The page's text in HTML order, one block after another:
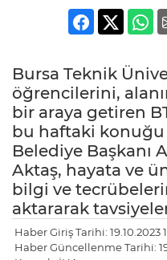
Bursa Teknik
öğrencilerini,
bir araya getiren
bu haftaki
Belediye Başkanı
Aktaş, hayata ve
bilgi ve
aktararak
Haber Giriş Tarihi: 19.10.2023
Haber Güncellenme Tarihi: